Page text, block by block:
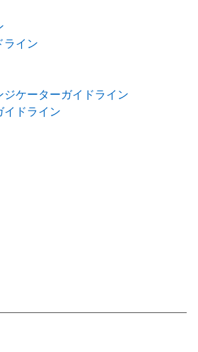
ライン
ケーターガイドライン
イドライン